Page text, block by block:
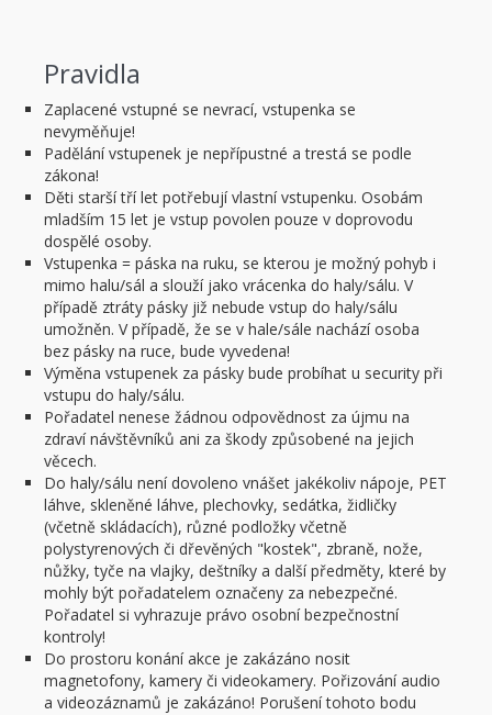
Pravidla
Zaplacené vstupné se nevrací, vstupenka se
nevyměňuje!
Padělání vstupenek je nepřípustné a trestá se podle
zákona!
Děti starší tří let potřebují vlastní vstupenku. Osobám
mladším 15 let je vstup povolen pouze v doprovodu
dospělé osoby.
Vstupenka = páska na ruku, se kterou je možný pohyb i
mimo halu/sál a slouží jako vrácenka do haly/sálu. V
případě ztráty pásky již nebude vstup do haly/sálu
umožněn. V případě, že se v hale/sále nachází osoba
bez pásky na ruce, bude vyvedena!
Výměna vstupenek za pásky bude probíhat u security při
vstupu do haly/sálu.
Pořadatel nenese žádnou odpovědnost za újmu na
zdraví návštěvníků ani za škody způsobené na jejich
věcech.
Do haly/sálu není dovoleno vnášet jakékoliv nápoje, PET
láhve, skleněné láhve, plechovky, sedátka, židličky
(včetně skládacích), různé podložky včetně
polystyrenových či dřevěných "kostek", zbraně, nože,
nůžky, tyče na vlajky, deštníky a další předměty, které by
mohly být pořadatelem označeny za nebezpečné.
Pořadatel si vyhrazuje právo osobní bezpečnostní
kontroly!
Do prostoru konání akce je zakázáno nosit
magnetofony, kamery či videokamery. Pořizování audio
a videozáznamů je zakázáno! Porušení tohoto bodu